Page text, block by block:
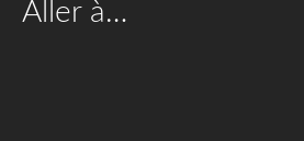
Aller à…